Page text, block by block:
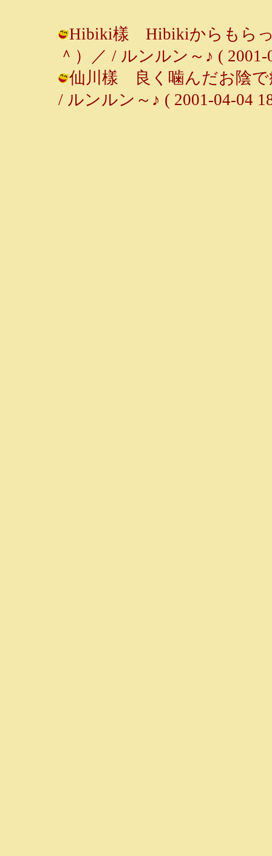
Hibiki樣 Hibikiからもらっ
＾）／ / ルンルン～♪ ( 2001-
仙川樣 良く噛んだお陰で
/ ルンルン～♪ ( 2001-04-04